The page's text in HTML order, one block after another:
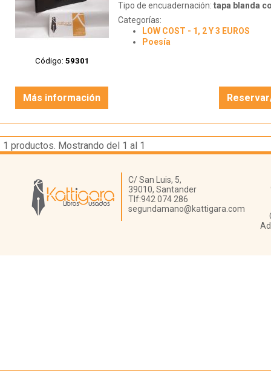
Código: 59301
Tipo de encuadernación: tapa blanda
Categorías:
LOW COST - 1, 2 Y 3 EUROS
Poesía
Más información
1 productos. Mostrando del 1 al 1
Librería Kattigara
C/ San Luis, 5,
39010, Santander
Tlf:942 074 286
segundamano@kattigara.com